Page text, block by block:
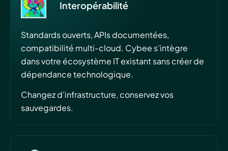
Interopérabilité
Standards ouverts, APIs documentées,
compatibilité multi-cloud. Cybee s’intègre
dans votre écosystème IT existant sans créer de
dépendance technologique.
Changez d’infrastructure, conservez vos
sauvegardes.